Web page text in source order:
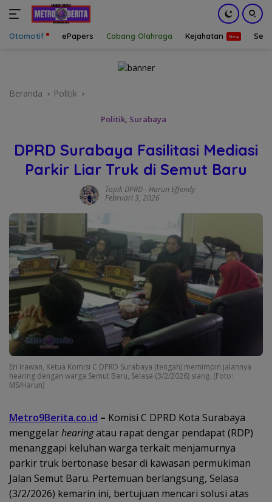
Otomotif ePapers Cabang Olahraga Kejahatan
Beranda Politik
Politik, Surabaya
DPRD Surabaya Fasilitasi Mediasi
Parkir Liar Truk di Semut Baru
Topik DPRD- Harun Effendy
Februari 3, 2026
Eri Irawan, Ketua Komisi C DPRD Surabaya (tengah) memimpin jalannya
hearing dengan warga Semut Baru, Selasa (3/2/2026) siang. (Foto:
MS/Harun)
Metro9Berita.co.id – Komisi C DPRD Kota Surabaya
menggelarhearingatau rapat dengar pendapat (RDP)
menanggapi keluhan warga terkait menjamurnya
parkir truk bertonase besar di kawasan permukiman
Jalan Semut Baru. Pertemuan berlangsung, Selasa
(3/2/2026) kemarin ini, bertujuan mencari solusi atas